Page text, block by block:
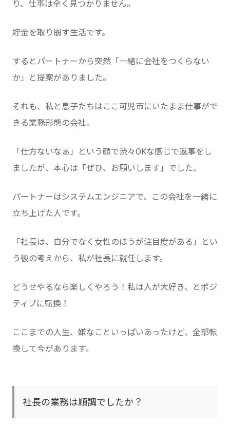
り、仕事は全く見つかりません。
貯金を取り崩す生活です。
するとパートナーから突然「一緒に会社をつくらない
か」と提案がありました。
それも、私と息子たちはここ可児市にいたまま仕事がで
きる業務形態の会社。
「仕方ないなぁ」という顔で渋々OKな感じで返事をし
ましたが、本心は「ぜひ、お願いします」でした。
パートナーはシステムエンジニアで、この会社を一緒に
立ち上げた人です。
「社長は、自分でなく女性のほうが注目度がある」とい
う彼の考えから、私が社長に就任します。
どうせやるなら楽しくやろう！私は人が大好き、とポジ
ティブに転換！
ここまでの人生、嫌なこといっぱいあったけど、全部転
換して今があります。
社長の業務は順調でしたか？